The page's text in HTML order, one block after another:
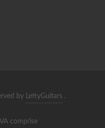
by LeftyGuitars .
comprise